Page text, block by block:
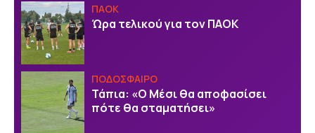
ΠΑΟΚ
Ώρα τελικού για τον ΠΑΟΚ
ΠΟΔΟΣΦΑΙΡΟ
Τάπια: «Ο Μέσι θα αποφασίσει
πότε θα σταματήσει»